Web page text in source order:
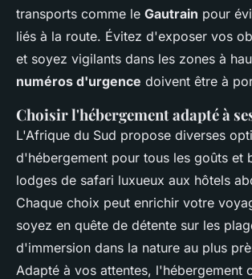
transports comme le Gautrain pour
liés à la route. Évitez d'exposer vos
et soyez vigilants dans les zones à
numéros d'urgence doivent être à
Choisir l'hébergement adapté à
L'Afrique du Sud propose diverses
d'hébergement pour tous les goûts et
lodges de safari luxueux aux hôtels
Chaque choix peut enrichir votre
soyez en quête de détente sur les
d'immersion dans la nature au plus
Adapté à vos attentes, l'hébergement